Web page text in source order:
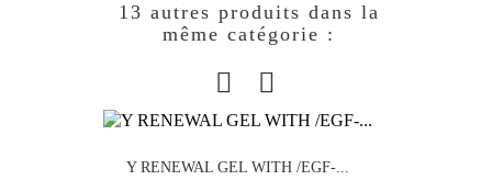
13 autres produits dans la
même catégorie :
Y RENEWAL GEL WITH /EGF-...